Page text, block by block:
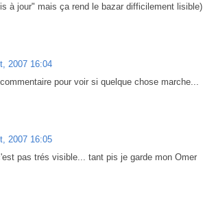
à jour" mais ça rend le bazar difficilement lisible).
2007 16:04
pour voir si quelque chose marche...
2007 16:05
pas trés visible... tant pis je garde mon Omer